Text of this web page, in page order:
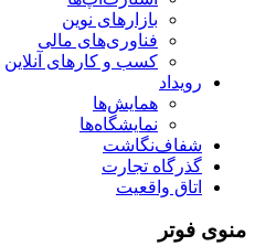
بازارهای نوین
فناوری‌های مالی
کسب و کارهای آنلاین
رویداد
همایش‌ها
نمایشگاه‌ها
شفاف‌نگاشت
گذرگاه تجارت
اتاق واقعیت
منوی فوتر